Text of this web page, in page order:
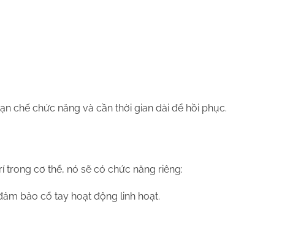
chế chức năng và cần thời gian dài để hồi phục.
cơ thể, nó sẽ có chức năng riêng:
bảo cổ tay hoạt động linh hoạt.